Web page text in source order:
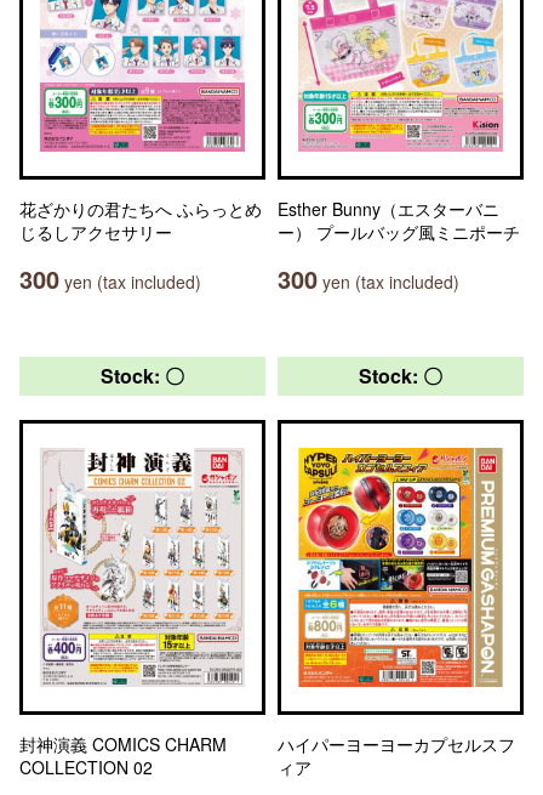
花ざかりの君たちへ ふらっとめ
じるしアクセサリー
300 yen (tax included)
Esther Bunny（エスターバニ
ー） プールバッグ風ミニポーチ
300 yen (tax included)
Stock: 〇
封神演義 COMICS CHARM
COLLECTION 02
Stock: 〇
ハイパーヨーヨーカプセルスフ
ィア